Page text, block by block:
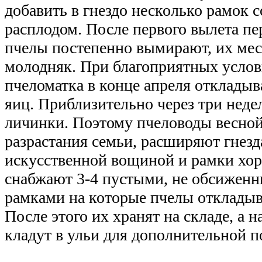
добавить в гнездо несколько рамок
расплодом. После первого вылета
пчелы постепенно вымирают, их
молодняк. При благоприятных
пчеломатка в конце апреля
яиц. Приблизительно через три
личинки. Поэтому пчеловоды
разрастания семьи, расширяют
искусственной вощиной и рамки
снабжают 3-4 пустыми, не
рамками на которые пчелы
После этого их хранят на складе, а
кладут в ульи для дополнительной